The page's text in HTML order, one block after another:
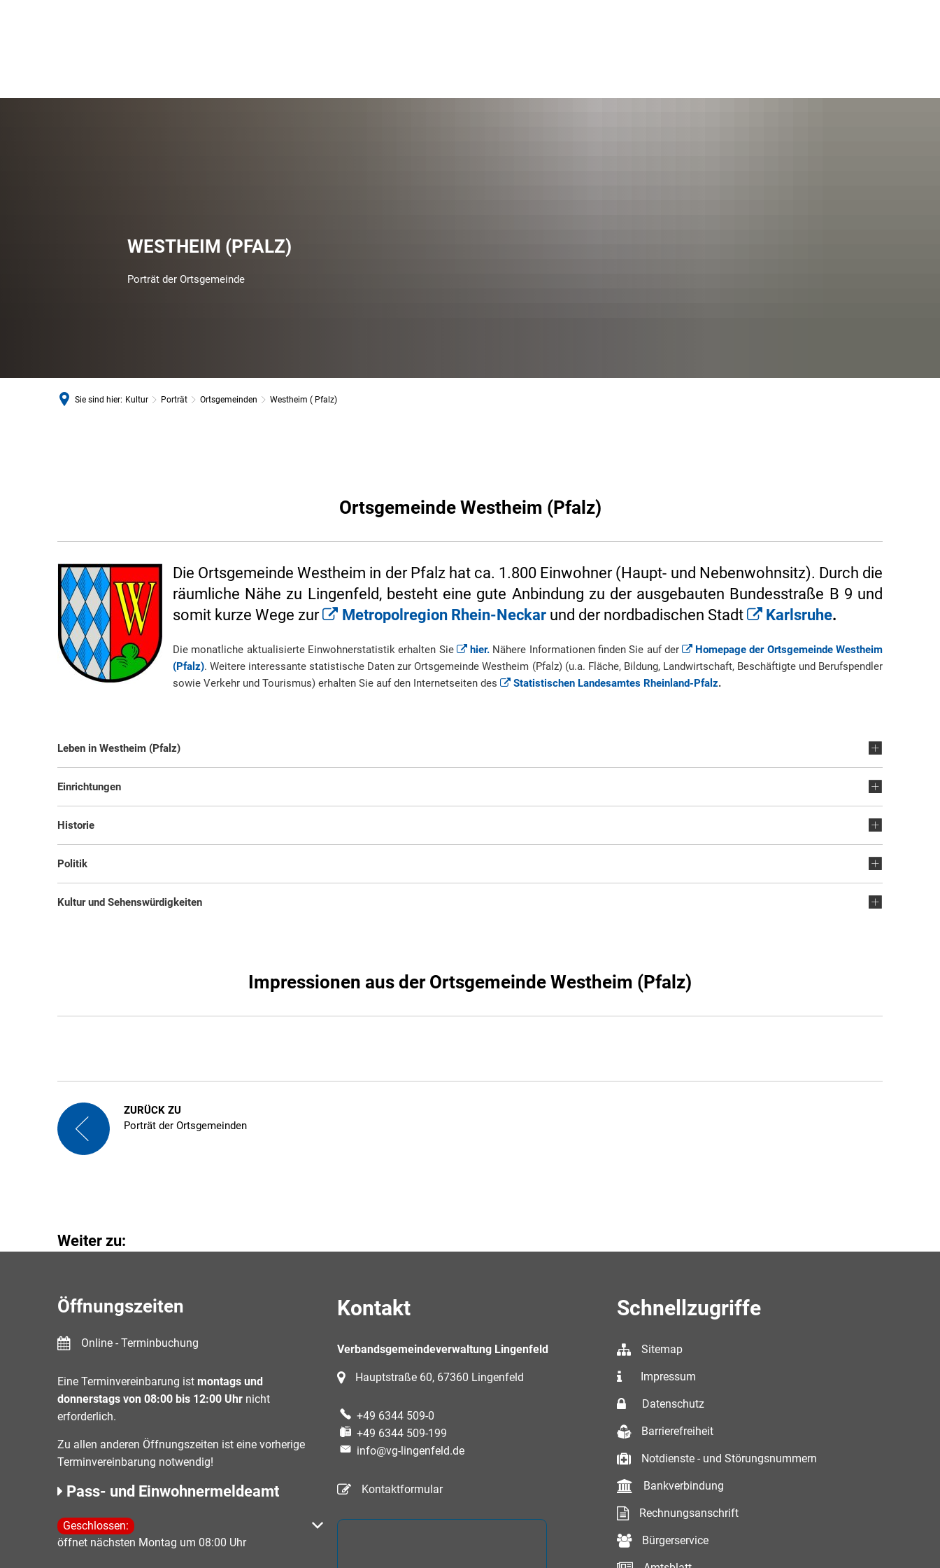
WESTHEIM (PFALZ)
Porträt der Ortsgemeinde
Sie sind hier: Kultur Porträt Ortsgemeinden Westheim ( Pfalz)
Ortsgemeinde Westheim (Pfalz)
Die Ortsgemeinde Westheim in der Pfalz hat ca. 1.800 Einwohner (Haupt- und Nebenwohnsitz). Durch die
räumliche Nähe zu Lingenfeld, besteht eine gute Anbindung zu der ausgebauten Bundesstraße B 9 und
somit kurze Wege zur
Metropolregion Rhein-Neckar und der nordbadischen Stadt Karlsruhe.
Die monatliche aktualisierte Einwohnerstatistik erhalten Sie hier. Nähere Informationen finden Sie auf der
Homepage der Ortsgemeinde Westheim
(Pfalz). Weitere interessante statistische Daten zur Ortsgemeinde Westheim (Pfalz) (u.a. Fläche, Bildung, Landwirtschaft, Beschäftigte und Berufspendler
sowie Verkehr und Tourismus) erhalten Sie auf den Internetseiten des
Statistischen Landesamtes Rheinland-Pfalz.
Leben in Westheim (Pfalz)
Einrichtungen
Historie
Politik
Kultur und Sehenswürdigkeiten
Impressionen aus der Ortsgemeinde Westheim (Pfalz)
ZURÜCK ZU
Porträt der Ortsgemeinden
Weiter zu:
Öffnungszeiten
Online - Terminbuchung
Eine Terminvereinbarung ist montags und
donnerstags von 08:00 bis 12:00 Uhr nicht
erforderlich.
Zu allen anderen Öffnungszeiten ist eine vorherige
Terminvereinbarung notwendig!
Pass- und Einwohnermeldeamt
Klicken, um weitere Öffnungs- oder Schließzeiten auszublenden
Geschlossen:
öffnet nächsten Montag um 08:00 Uhr
Kontakt
Verbandsgemeindeverwaltung Lingenfeld
Hauptstraße 60, 67360 Lingenfeld
+49 6344 509-0
+49 6344 509-199
info@vg-lingenfeld.de
Kontaktformular
Schnellzugriffe
Sitemap
Impressum
Datenschutz
Barrierefreiheit
Notdienste - und Störungsnummern
Bankverbindung
Rechnungsanschrift
Bürgerservice